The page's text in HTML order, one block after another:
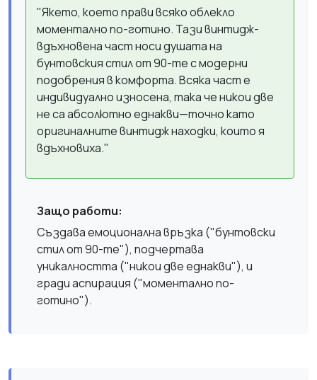
"Якето, което прави всяко облекло
моментално по-готино. Тази винтидж-
вдъхновена част носи душата на
бунтовския стил от 90-те с модерни
подобрения в комфорта. Всяка част е
индивидуално износена, така че никои две
не са абсолютно еднакви—точно като
оригиналните винтидж находки, които я
вдъхновиха."
Защо работи:
Създава емоционална връзка ("бунтовски
стил от 90-те"), подчертава
уникалността ("никои две еднакви"), и
гради аспирация ("моментално по-
готино").